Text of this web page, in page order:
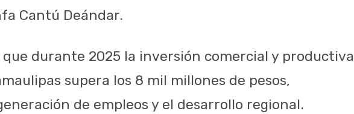
Cantú Deándar.
que durante 2025 la inversión comercial y productiva
supera los 8 mil millones de pesos,
de empleos y el desarrollo regional.